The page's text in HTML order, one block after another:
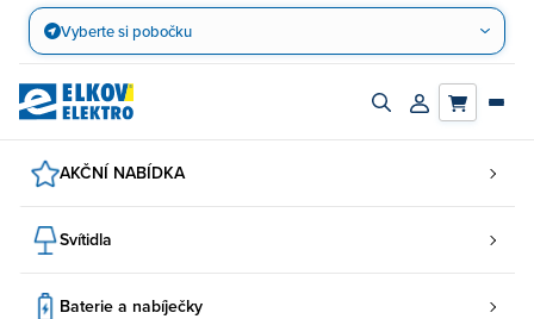
Přejít
obsah
Vyberte si pobočku
Zapnout/vypnout
Přihlásit/
AKČNÍ NABÍDKA
Svítidla
Baterie a nabíječky